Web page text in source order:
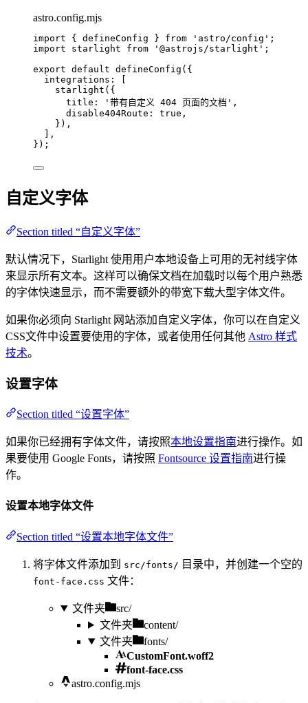
astro.config.mjs
import { defineConfig } from ' astro/config ' ;
import starlight from ' @astrojs/starlight ' ;
export default defineConfig ({
integrations: [
starlight ({
title:
' 带有自定义 404 页面的文档 ' ,
disable404Route: true ,
}),
],
});
自定义字体
Section titled “自定义字体”
默认情况下，Starlight 使用用户本地设备上可用的无衬线字体
来显示所有文本。这样可以确保文档在加载时以每个用户熟悉
的字体快速显示，而不需要额外的带宽下载大型字体文件。
如果你必须向 Starlight 网站添加自定义字体，你可以在自定义
CSS文件中设置要使用的字体，或者使用任何其他 Astro 样式
技术。
设置字体
Section titled “设置字体”
如果你已经拥有字体文件，请按照本地设置指南进行操作。如
果要使用 Google Fonts，请按照 Fontsource 设置指南进行操
作。
设置本地字体文件
Section titled “设置本地字体文件”
将字体文件添加到 src/fonts/ 目录中，并创建一个空的
font-face.css 文件：
文件夹
src/
文件夹
content/
文件夹
fonts/
CustomFont.woff2
font-face.css
astro.config.mjs